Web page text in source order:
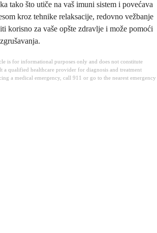
tako što utiče na vaš imuni sistem i povećava
kroz tehnike relaksacije, redovno vežbanje
korisno za vaše opšte zdravlje i može pomoći
is for informational purposes only and does not constitute
a qualified healthcare provider for diagnosis and treatment
a medical emergency, call 911 or go to the nearest emergency